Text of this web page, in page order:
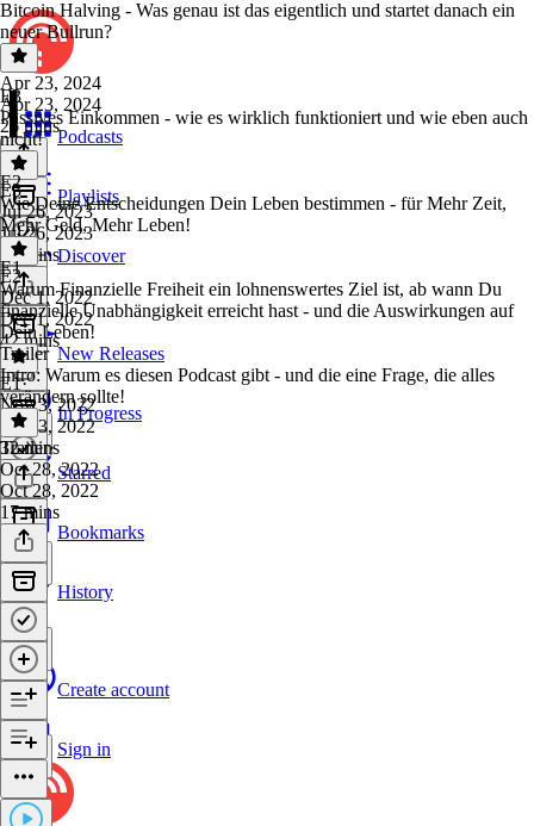
Podcasts
Playlists
Discover
New Releases
In Progress
Starred
Bookmarks
History
Create account
Sign in
Bitcoin Halving - Was genau ist das eigentlich und startet danach ein
neuer Bullrun?
Apr 23, 2024
Apr 23, 2024
26 mins
E3
Passives Einkommen - wie es wirklich funktioniert und wie eben auch
nicht!
E3·
Jul 26, 2023
Jul 26, 2023
18 mins
E2
Wie Deine Entscheidungen Dein Leben bestimmen - für Mehr Zeit,
Mehr Geld, Mehr Leben!
E2·
Dec 1, 2022
Dec 1, 2022
42 mins
E1
Warum Finanzielle Freiheit ein lohnenswertes Ziel ist, ab wann Du
finanzielle Unabhängigkeit erreicht hast - und die Auswirkungen auf
Dein Leben!
E1·
Nov 3, 2022
Nov 3, 2022
32 mins
Trailer
Intro: Warum es diesen Podcast gibt - und die eine Frage, die alles
verändern sollte!
Trailer·
Oct 28, 2022
Oct 28, 2022
17 mins